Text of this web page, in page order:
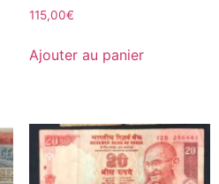
115,00€
Ajouter au panier